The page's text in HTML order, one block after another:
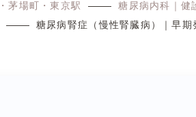
茅場町・東京駅
糖尿病内科｜健
糖尿病腎症（慢性腎臓病）｜早